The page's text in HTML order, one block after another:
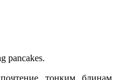
pancakes.
тонким блинам,